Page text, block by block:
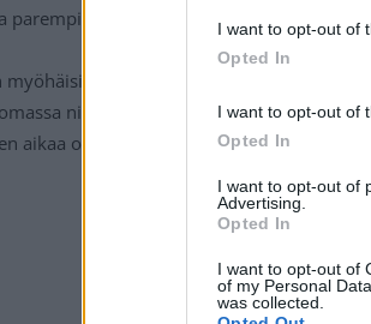
I want to opt-out of
Opted In
I want to opt-out of
Opted In
I want to opt-out of
Advertising.
Opted In
I want to opt-out of
of my Personal
was collected.
parempi, kun tiukan väännön jälkeen
myöhäisillassa Suomi taistelee
niin ikään todella tasaisessa
aikaa on luvassa pohjois-amerikkalaisten